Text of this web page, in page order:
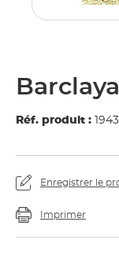
Réf. produit : 19431
Enregistrer le
Imprimer